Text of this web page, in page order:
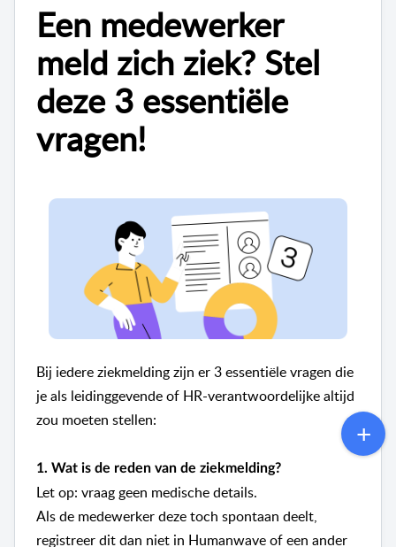
Een medewerker
meld zich ziek? Stel
deze 3 essentiële
vragen!
Bij iedere ziekmelding zijn er 3 essentiële vragen die
je als leidinggevende of HR-verantwoordelijke altijd
zou moeten stellen:
1. Wat is de reden van de ziekmelding?
Let op: vraag geen medische details.
Als de medewerker deze toch spontaan deelt,
registreer dit dan niet in Humanwave of een ander